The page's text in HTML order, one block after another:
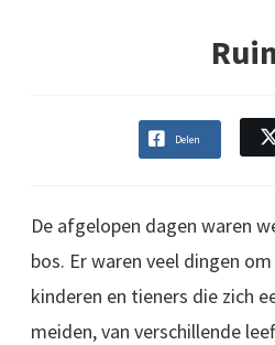
Delen
De afgelopen dagen waren
bos. Er waren veel dingen
kinderen en tieners die zich
meiden, van verschillende